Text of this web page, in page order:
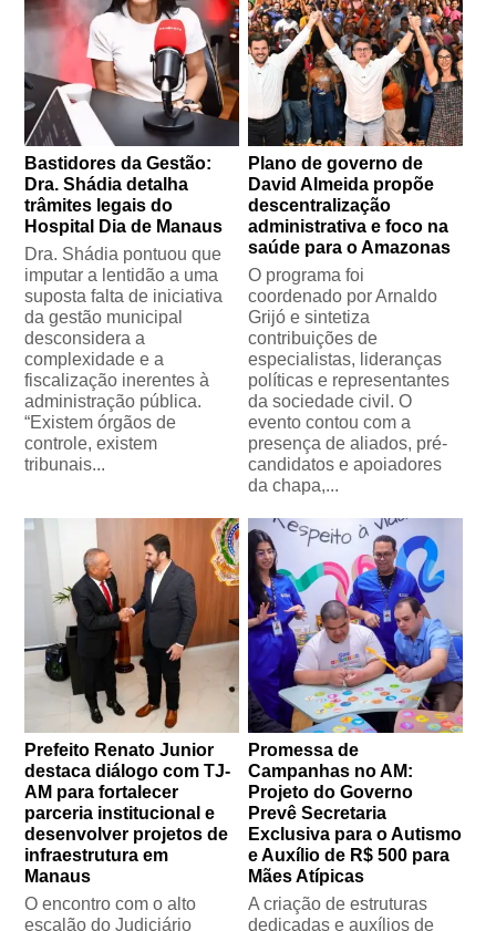
Bastidores da Gestão:
Dra. Shádia detalha
trâmites legais do
Hospital Dia de Manaus
Dra. Shádia pontuou que
imputar a lentidão a uma
suposta falta de iniciativa
da gestão municipal
desconsidera a
complexidade e a
fiscalização inerentes à
administração pública.
“Existem órgãos de
controle, existem
tribunais...
Plano de governo de
David Almeida propõe
descentralização
administrativa e foco na
saúde para o Amazonas
O programa foi
coordenado por Arnaldo
Grijó e sintetiza
contribuições de
especialistas, lideranças
políticas e representantes
da sociedade civil. O
evento contou com a
presença de aliados, pré-
candidatos e apoiadores
da chapa,...
Prefeito Renato Junior
destaca diálogo com TJ-
AM para fortalecer
parceria institucional e
desenvolver projetos de
infraestrutura em
Manaus
O encontro com o alto
escalão do Judiciário
Promessa de
Campanhas no AM:
Projeto do Governo
Prevê Secretaria
Exclusiva para o Autismo
e Auxílio de R$ 500 para
Mães Atípicas
A criação de estruturas
dedicadas e auxílios de